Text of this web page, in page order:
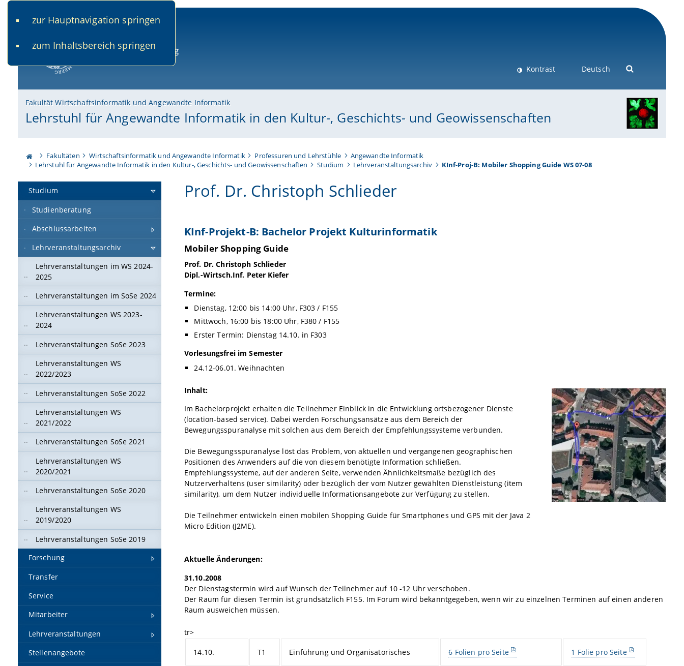
zur Hauptnavigation springen
zum Inhaltsbereich springen
Kontrast Deutsch
Fakultät Wirtschaftsinformatik und Angewandte Informatik
Lehrstuhl für Angewandte Informatik in den Kultur-, Geschichts- und Geowissenschaften
Fakultäten Wirtschaftsinformatik und Angewandte Informatik Professuren und Lehrstühle
Angewandte Informatik
Lehrstuhl für Angewandte Informatik in den Kultur-, Geschichts- und Geowissenschaften
Studium Lehrveranstaltungsarchiv KInf-Proj-B: Mobiler Shopping Guide WS 07-08
Studium
Studienberatung
Abschlussarbeiten
Lehrveranstaltungsarchiv
Lehrveranstaltungen im WS 2024-
2025
Lehrveranstaltungen im SoSe 2024
Lehrveranstaltungen WS 2023-
2024
Lehrveranstaltungen SoSe 2023
Lehrveranstaltungen WS
2022/2023
Lehrveranstaltungen SoSe 2022
Lehrveranstaltungen WS
2021/2022
Lehrveranstaltungen SoSe 2021
Lehrveranstaltungen WS
2020/2021
Lehrveranstaltungen SoSe 2020
Lehrveranstaltungen WS
2019/2020
Lehrveranstaltungen SoSe 2019
Forschung
Transfer
Service
Mitarbeiter
Lehrveranstaltungen
Stellenangebote
Prof. Dr. Christoph Schlieder
KInf-Projekt-B: Bachelor Projekt Kulturinformatik
Mobiler Shopping Guide
Prof. Dr. Christoph Schlieder
Dipl.-Wirtsch.Inf. Peter Kiefer
Termine:
Dienstag, 12:00 bis 14:00 Uhr, F303 / F155
Mittwoch, 16:00 bis 18:00 Uhr, F380 / F155
Erster Termin: Dienstag 14.10. in F303
Vorlesungsfrei im Semester
24.12-06.01. Weihnachten
Inhalt:
Im Bachelorprojekt erhalten die Teilnehmer Einblick in die Entwicklung ortsbezogener Dienste
(location-based service). Dabei werden Forschungsansätze aus dem Bereich der
Bewegungsspuranalyse mit solchen aus dem Bereich der Empfehlungssysteme verbunden.
Die Bewegungsspuranalyse löst das Problem, von aktuellen und vergangenen geographischen
Positionen des Anwenders auf die von diesem benötigte Information schließen.
Empfehlungssysteme, auf der anderen Seite, verwenden Ähnlichkeitsmaße bezüglich des
Nutzerverhaltens (user similarity) oder bezüglich der vom Nutzer gewählten Dienstleistung (item
similarity), um dem Nutzer individuelle Informationsangebote zur Verfügung zu stellen.
Die Teilnehmer entwickeln einen mobilen Shopping Guide für Smartphones und GPS mit der Java 2
Micro Edition (J2ME).
Aktuelle Änderungen:
31.10.2008
Der Dienstagstermin wird auf Wunsch der Teilnehmer auf 10 -12 Uhr verschoben.
Der Raum für diesen Termin ist grundsätzlich F155. Im Forum wird bekanntgegeben, wenn wir zu einzelnen Terminen auf einen anderen
Raum ausweichen müssen.
tr>
14.10. T1 Einführung und Organisatorisches 6 Folien pro Seite 1 Folie pro Seite